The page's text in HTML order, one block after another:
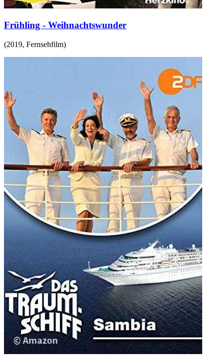
Frühling - Weihnachtswunder
(2019, Fernsehfilm)